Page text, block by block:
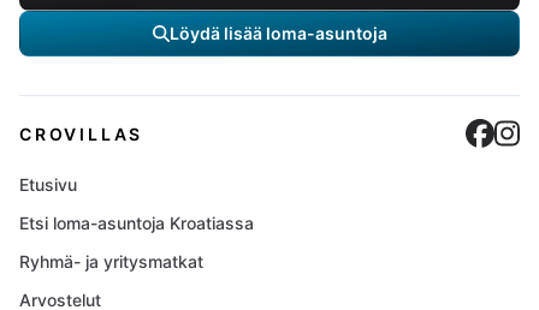
Löydä lisää loma-asuntoja
CROVILLAS
Etusivu
Etsi loma-asuntoja Kroatiassa
Ryhmä- ja yritysmatkat
Arvostelut